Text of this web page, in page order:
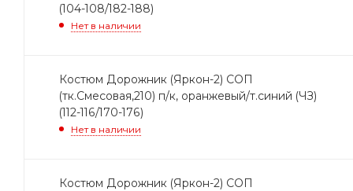
(104-108/182-188)
Нет в наличии
Костюм Дорожник (Яркон-2) СОП
(тк.Смесовая,210) п/к, оранжевый/т.синий (ЧЗ)
(112-116/170-176)
Нет в наличии
Костюм Дорожник (Яркон-2) СОП